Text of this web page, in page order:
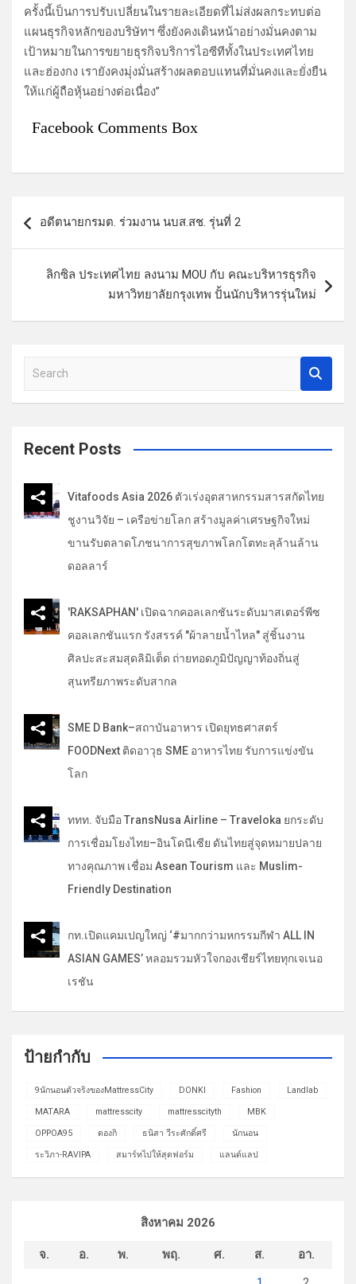
ครั้งนี้เป็นการปรับเปลี่ยนในรายละเอียดที่ไม่ส่งผลกระทบต่อ
แผนธุรกิจหลักของบริษัทฯ ซึ่งยังคงเดินหน้าอย่างมั่นคงตาม
เป้าหมายในการขยายธุรกิจบริการไอซีทีทั้งในประเทศไทย
และฮ่องกง เรายังคงมุ่งมั่นสร้างผลตอบแทนที่มั่นคงและยั่งยืน
ให้แก่ผู้ถือหุ้นอย่างต่อเนื่อง”
Facebook Comments Box
อดีตนายกรมต. ร่วมงาน นบส.สช. รุ่นที่ 2
ลิกซิล ประเทศไทย ลงนาม MOU กับ คณะบริหารธุรกิจ
มหาวิทยาลัยกรุงเทพ ปั้นนักบริหารรุ่นใหม่
a
c
Recent Posts
Vitafoods Asia 2026 ตัวเร่งอุตสาหกรรมสารสกัดไทย
ชูงานวิจัย – เครือข่ายโลก สร้างมูลค่าเศรษฐกิจใหม่
ขานรับตลาดโภชนาการสุขภาพโลกโตทะลุล้านล้าน
ดอลลาร์
'RAKSAPHAN' เปิดฉากคอลเลกชันระดับมาสเตอร์พีซ
คอลเลกชันแรก รังสรรค์ "ผ้าลายน้ำไหล" สู่ชิ้นงาน
ศิลปะสะสมสุดลิมิเต็ด ถ่ายทอดภูมิปัญญาท้องถิ่นสู่
สุนทรียภาพระดับสากล
SME D Bank–สถาบันอาหาร เปิดยุทธศาสตร์
FOODNext ติดอาวุธ SME อาหารไทย รับการแข่งขัน
โลก
ททท. จับมือ TransNusa Airline – Traveloka ยกระดับ
การเชื่อมโยงไทย–อินโดนีเซีย ดันไทยสู่จุดหมายปลาย
ทางคุณภาพ เชื่อม Asean Tourism และ Muslim-
Friendly Destination
กท.เปิดแคมเปญใหญ่ ‘#มากกว่ามหกรรมกีฬา ALL IN
ASIAN GAMES’ หลอมรวมหัวใจกองเชียร์ไทยทุกเจเนอ
เรชัน
ป้ายกำกับ
9นักนอนตัวจริงของMattressCity DONKI Fashion Landlab
MATARA mattresscity mattresscityth MBK
OPPOA95 ดองกิ ธนิสา วีระศักดิ์ศรี นักนอน
ระวิภา-RAVIPA สมาร์ทไปให้สุดฟอร์ม แลนด์แลป
สิงหาคม 2026
จ. อ. พ. พฤ. ศ. ส.
อา.